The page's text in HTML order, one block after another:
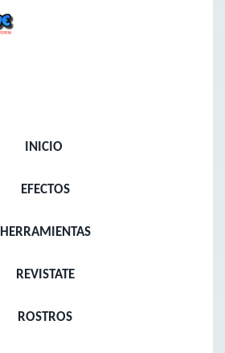
INICIO
EFECTOS
HERRAMIENTAS
REVISTATE
ROSTROS